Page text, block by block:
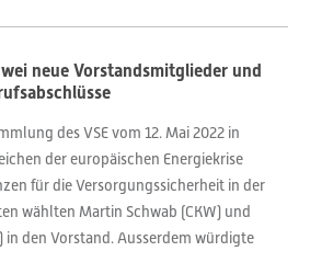
neue Vorstandsmitglieder und
des VSE vom 12. Mai 2022 in
der europäischen Energiekrise
für die Versorgungssicherheit in der
wählten Martin Schwab (CKW) und
in den Vorstand. Ausserdem würdigte